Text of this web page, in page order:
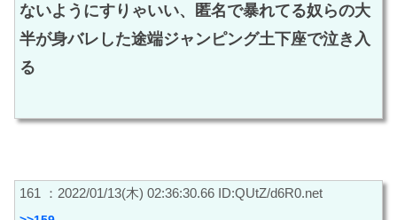
ないようにすりゃいい、匿名で暴れてる奴らの大
半が身バレした途端ジャンピング土下座で泣き入
る
161 ：2022/01/13(木) 02:36:30.66 ID:QUtZ/d6R0.net